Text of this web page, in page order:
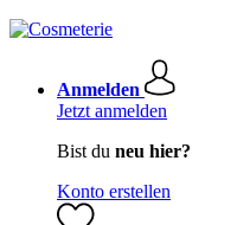
Anmelden
Jetzt anmelden
Bist du neu hier?
Konto erstellen